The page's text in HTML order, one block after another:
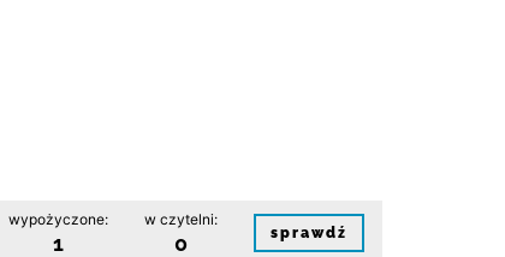
wypożyczone:
1
w czytelni:
0 sprawdź